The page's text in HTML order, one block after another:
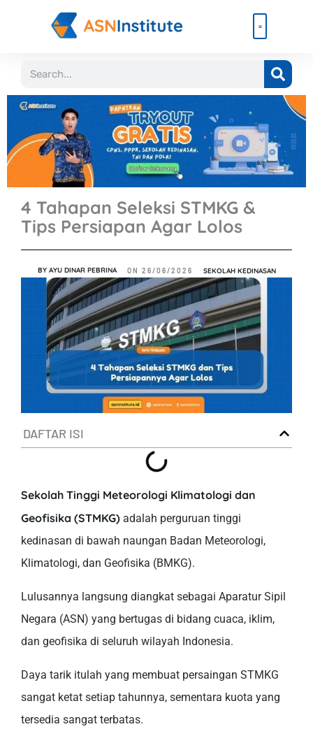
Search
4 Tahapan Seleksi STMKG &
Tips Persiapan Agar Lolos
BYAYU DINAR PEBRINA ON 26/06/2026 SEKOLAH KEDINASAN
DAFTAR ISI
Sekolah Tinggi Meteorologi Klimatologi dan
Geofisika (STMKG) adalah perguruan tinggi
kedinasan di bawah naungan Badan Meteorologi,
Klimatologi, dan Geofisika (BMKG).
Lulusannya langsung diangkat sebagai Aparatur Sipil
Negara (ASN) yang bertugas di bidang cuaca, iklim,
dan geofisika di seluruh wilayah Indonesia.
Daya tarik itulah yang membuat persaingan STMKG
sangat ketat setiap tahunnya, sementara kuota yang
tersedia sangat terbatas.